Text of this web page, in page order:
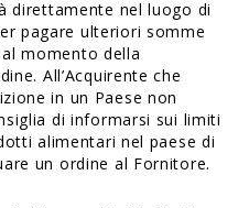
direttamente nel luogo di
pagare ulteriori somme
momento della
All’Acquirente che
in un Paese non
di informarsi sui limiti
alimentari nel paese di
un ordine al Fornitore.